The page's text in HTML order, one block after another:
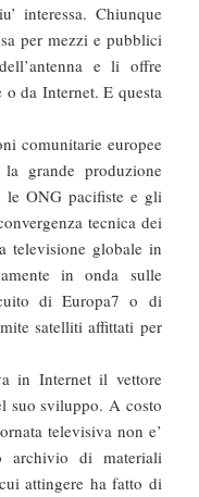
interessa. Chiunque
per mezzi e pubblici
e li offre
da Internet. E questa
comunitarie europee
grande produzione
le ONG pacifiste e gli
tecnica dei
televisione globale in
in onda sulle
di Europa7 o di
satelliti affittati per
in Internet il vettore
suo sviluppo. A costo
televisiva non e’
archivio di materiali
attingere ha fatto di